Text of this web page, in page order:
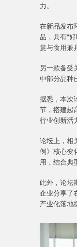
力。
在新品发布
品，具有“
赏与食用兼
另一款备受
中部分品种
据悉，本次
节，搭建起
行业创新活
论坛上，相
例》核心变
用，结合典
此外，论坛
企业分享了
产业化落地
0.57%